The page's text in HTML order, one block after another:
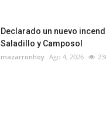
Declarado un nuevo
Saladillo y Camposol
mazarronhoy Ago 4, 2026